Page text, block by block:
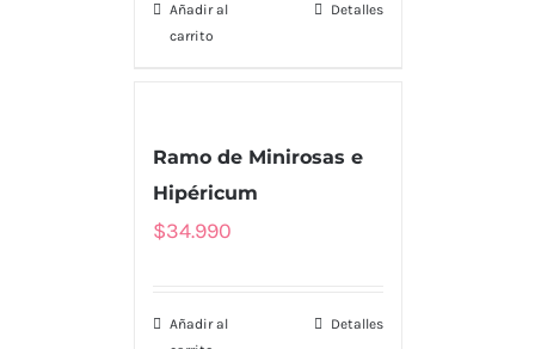
Añadir al
carrito
Detalles
Ramo de Minirosas e
Hipéricum
$34.990
Añadir al
Detalles